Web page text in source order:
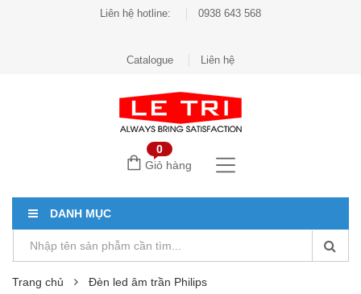
Liên hệ hotline: 0938 643 568
Catalogue Liên hệ
0
Giỏ hàng
DANH MỤC
Trang chủ
Đèn led âm trần Philips